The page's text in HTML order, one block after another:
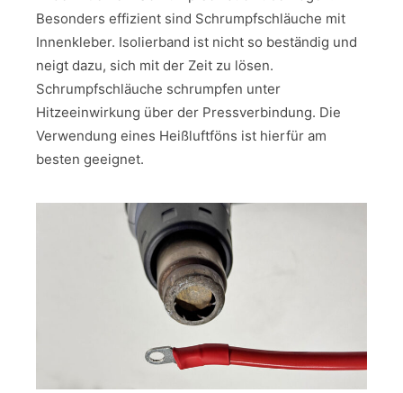
Besonders effizient sind Schrumpfschläuche mit
Innenkleber. Isolierband ist nicht so beständig und
neigt dazu, sich mit der Zeit zu lösen.
Schrumpfschläuche schrumpfen unter
Hitzeeinwirkung über der Pressverbindung. Die
Verwendung eines Heißluftföns ist hierfür am
besten geeignet.